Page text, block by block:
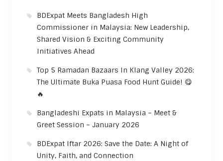
BDExpat Meets Bangladesh High
Commissioner in Malaysia: New Leadership,
Shared Vision & Exciting Community
Initiatives Ahead
Top 5 Ramadan Bazaars In Klang Valley 2026:
The Ultimate Buka Puasa Food Hunt Guide! 😋
🔥
Bangladeshi Expats in Malaysia – Meet &
Greet Session – January 2026
BDExpat Iftar 2026: Save the Date: A Night of
Unity, Faith, and Connection